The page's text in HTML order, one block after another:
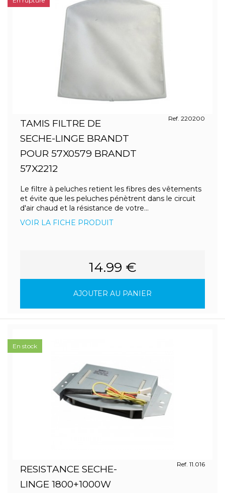
TAMIS FILTRE DE
SECHE-LINGE BRANDT
POUR 57X0579 BRANDT
57X2212
Ref. 220200
Le filtre à peluches retient les fibres des vêtements
et évite que les peluches pénètrent dans le circuit
d'air chaud et la résistance de votre...
VOIR LA FICHE PRODUIT
14.99 €
AJOUTER AU PANIER
RESISTANCE SECHE-
LINGE 1800+1000W
Ref. 11.016
En stock